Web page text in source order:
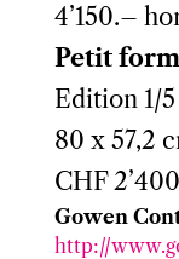
4’150.–
Petit
Edition 1/5
80 x 57,2
CHF
Gowen
http://